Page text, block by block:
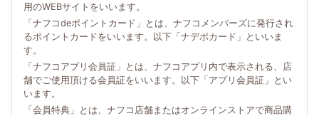
用のWEBサイトをいいます。
「ナフコdeポイントカード」とは、ナフコメンバーズに発行され
るポイントカードをいいます。以下「ナデポカード」といいま
す。
「ナフコアプリ会員証」とは、ナフコアプリ内で表示される、店
舗でご使用頂ける会員証をいいます。以下「アプリ会員証」とい
います。
「会員特典」とは、ナフコ店舗またはオンラインストアで商品購